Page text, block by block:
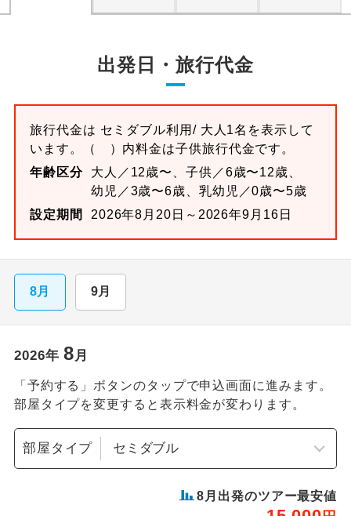
出発日・旅行代金
旅行代金は セミダブル利用/ 大人1名を表示して
います。
（ ）内料金は子供旅行代金です。
年齢区分
大人／12歳〜、子供／6歳〜12歳、
幼児／3歳〜6歳、乳幼児／0歳〜5歳
設定期間
2026年8月20日～2026年9月16日
8月 9月
2026年 8月
「予約する」ボタンのタップで申込画面に進みます。
部屋タイプを変更すると表示料金が変わります。
部屋タイプ
8 月出発のツアー最安値